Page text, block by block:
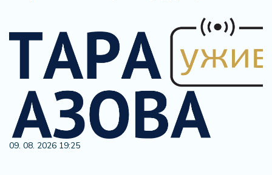
09. 08. 2026 19:25